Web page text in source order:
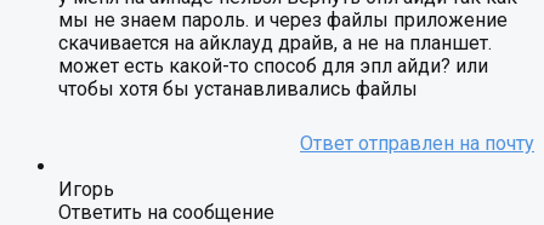
мы не знаем пароль. и через файлы приложение
скачивается на айклауд драйв, а не на планшет.
может есть какой-то способ для эпл айди? или
чтобы хотя бы устанавливались файлы
Игорь
Ответить на сообщение